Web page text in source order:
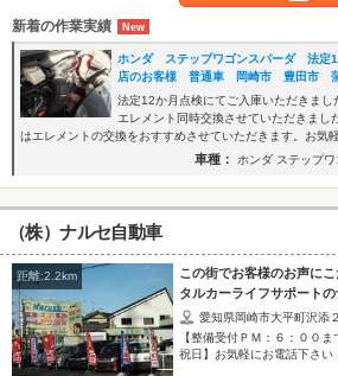
新着の作業実績
ホンダ ステップワゴンスパーダ 法定
店のお客様 普通車 岡崎市 豊田市
法定12か月点検にてご入庫いただきま
エレメント同時交換させていただきまし
はエレメントの交換をおすすめさせていただきます。お気
車種： ホンダ ステップ
（株）ナルセ自動車
距離:2.2km
この街でお客様のお声に
タルカーライフサポート
愛知県岡崎市大平町沢添
【整備受付ＰＭ：６：００
祝日】お気軽にお電話下さい